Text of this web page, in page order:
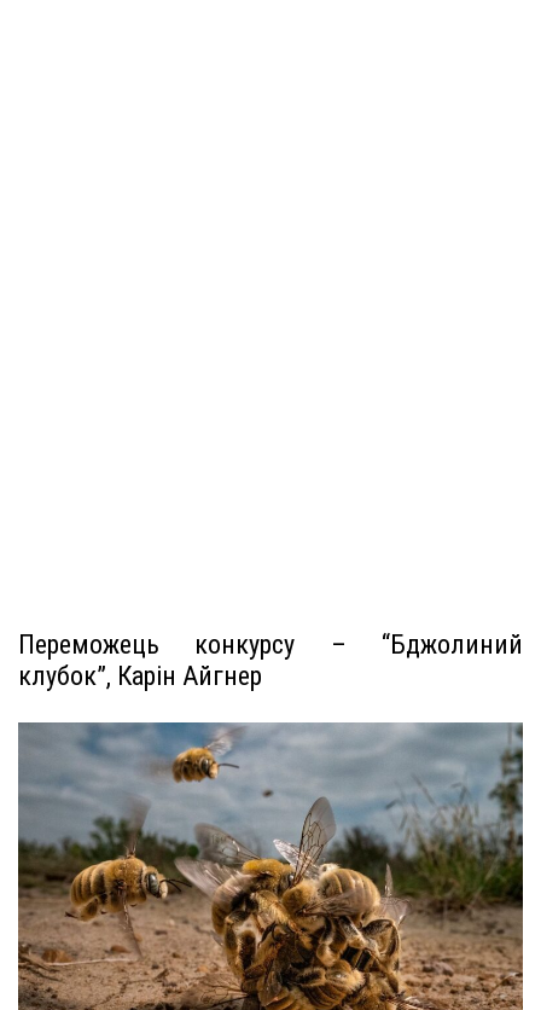
Переможець конкурсу – “Бджолиний
клубок”, Карін Айгнер